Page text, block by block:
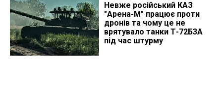
Невже російський КАЗ
"Арена-М" працює проти
дронів та чому це не
врятувало танки Т-72Б3А
під час штурму